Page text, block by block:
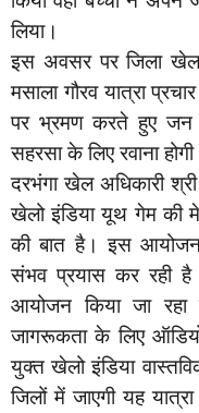
लिया।
इस अवसर पर जिला खेल
मसाला गौरव यात्रा
पर भ्रमण करते हुए
सहरसा के लिए रवाना
दरभंगा खेल अधिकारी श्री
खेलो इंडिया यूथ गेम की
की बात है। इस
संभव प्रयास कर रही है
आयोजन किया जा
जागरूकता के लिए
युक्त खेलो इंडिया
जिलों में जाएगी यह